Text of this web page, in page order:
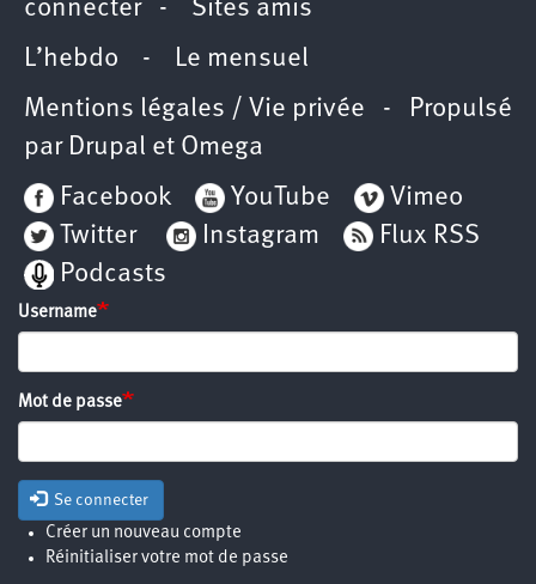
connecter- Sites amis
L’hebdo - Le mensuel
Mentions légales / Vie privée - Propulsé
par Drupal et Omega
Facebook
YouTube
Vimeo
Twitter
Instagram
Flux RSS
Podcasts
Username
Mot de passe
Se connecter
Créer un nouveau compte
Réinitialiser votre mot de passe